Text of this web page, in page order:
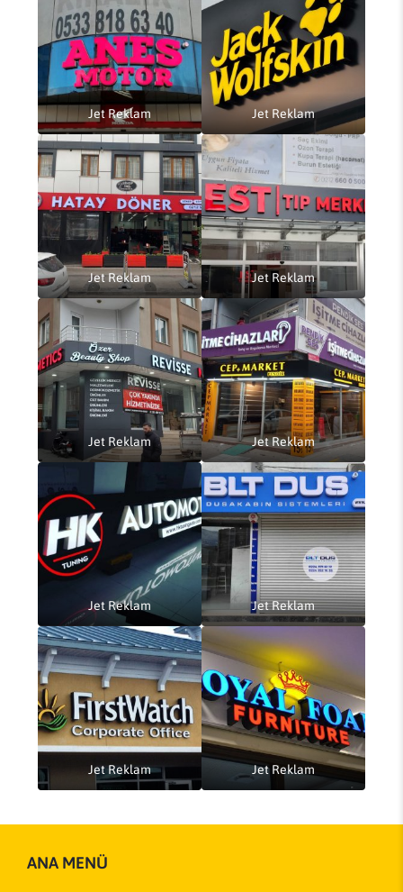
Jet Reklam Jet Reklam
Jet Reklam Jet Reklam
Jet Reklam Jet Reklam
Jet Reklam Jet Reklam
Jet Reklam Jet Reklam
ANA MENÜ